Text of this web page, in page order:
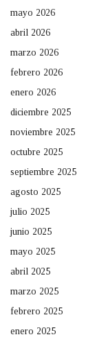
mayo 2026
abril 2026
marzo 2026
febrero 2026
enero 2026
diciembre 2025
noviembre 2025
octubre 2025
septiembre 2025
agosto 2025
julio 2025
junio 2025
mayo 2025
abril 2025
marzo 2025
febrero 2025
enero 2025